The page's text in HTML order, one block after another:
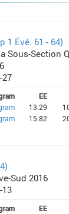
1 Évé. 61 - 64)
Sous-Section
27
EE
13.29
15.82
Sud 2016
13
EE